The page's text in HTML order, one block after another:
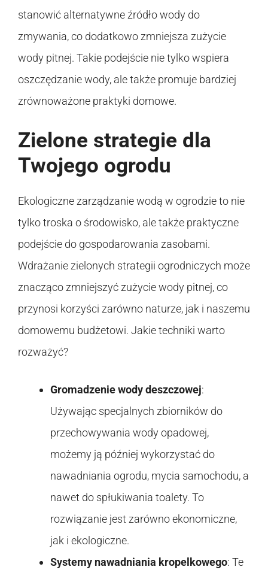
stanowić alternatywne źródło wody do
zmywania, co dodatkowo zmniejsza zużycie
wody pitnej. Takie podejście nie tylko wspiera
oszczędzanie wody, ale także promuje bardziej
zrównoważone praktyki domowe.
Zielone strategie dla
Twojego ogrodu
Ekologiczne zarządzanie wodą w ogrodzie to nie
tylko troska o środowisko, ale także praktyczne
podejście do gospodarowania zasobami.
Wdrażanie zielonych strategii ogrodniczych może
znacząco zmniejszyć zużycie wody pitnej, co
przynosi korzyści zarówno naturze, jak i naszemu
domowemu budżetowi. Jakie techniki warto
rozważyć?
Gromadzenie wody deszczowej:
Używając specjalnych zbiorników do
przechowywania wody opadowej,
możemy ją później wykorzystać do
nawadniania ogrodu, mycia samochodu, a
nawet do spłukiwania toalety. To
rozwiązanie jest zarówno ekonomiczne,
jak i ekologiczne.
Systemy nawadniania kropelkowego: Te